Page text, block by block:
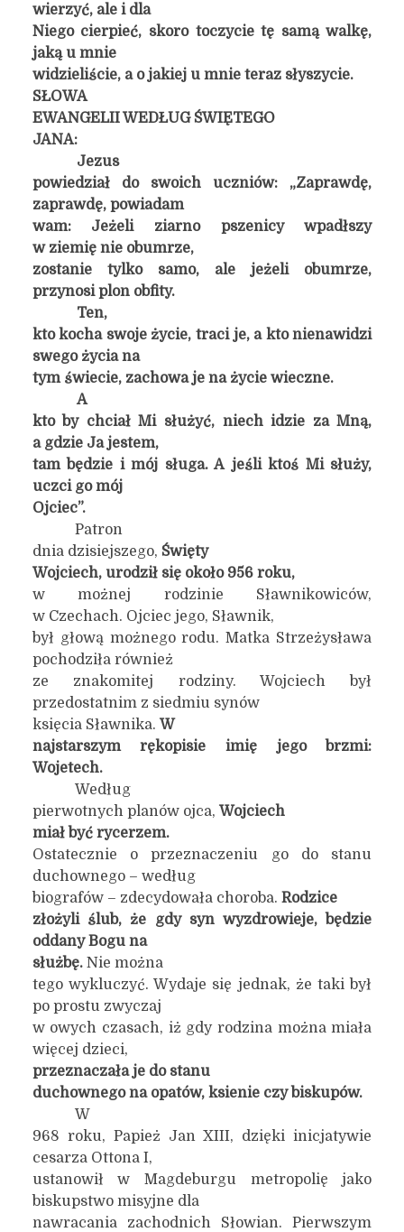
wierzyć, ale i dla
Niego cierpieć, skoro toczycie tę samą walkę,
jaką u mnie
widzieliście, a o jakiej u mnie teraz słyszycie.
SŁOWA
EWANGELII WEDŁUG ŚWIĘTEGO
JANA:
Jezus
powiedział do swoich uczniów: „Zaprawdę,
zaprawdę, powiadam
wam: Jeżeli ziarno pszenicy wpadłszy
w ziemię nie obumrze,
zostanie tylko samo, ale jeżeli obumrze,
przynosi plon obfity.
Ten,
kto kocha swoje życie, traci je, a kto nienawidzi
swego życia na
tym świecie, zachowa je na życie wieczne.
A
kto by chciał Mi służyć, niech idzie za Mną,
a gdzie Ja jestem,
tam będzie i mój sługa. A jeśli ktoś Mi służy,
uczci go mój
Ojciec”.
Patron
dnia dzisiejszego, Święty
Wojciech, urodził się około 956 roku,
w możnej rodzinie Sławnikowiców,
w Czechach. Ojciec jego, Sławnik,
był głową możnego rodu. Matka Strzeżysława
pochodziła również
ze znakomitej rodziny. Wojciech był
przedostatnim z siedmiu synów
księcia Sławnika. W
najstarszym rękopisie imię jego brzmi:
Wojetech.
Według
pierwotnych planów ojca, Wojciech
miał być rycerzem.
Ostatecznie o przeznaczeniu go do stanu
duchownego – według
biografów – zdecydowała choroba. Rodzice
złożyli ślub, że gdy syn wyzdrowieje, będzie
oddany Bogu na
służbę.Nie można
tego wykluczyć. Wydaje się jednak, że taki był
po prostu zwyczaj
w owych czasach, iż gdy rodzina można miała
więcej dzieci,
przeznaczała je do stanu
duchownego na opatów, ksienie czy biskupów.
W
968 roku, Papież Jan XIII, dzięki inicjatywie
cesarza Ottona I,
ustanowił w Magdeburgu metropolię jako
biskupstwo misyjne dla
nawracania zachodnich Słowian. Pierwszym